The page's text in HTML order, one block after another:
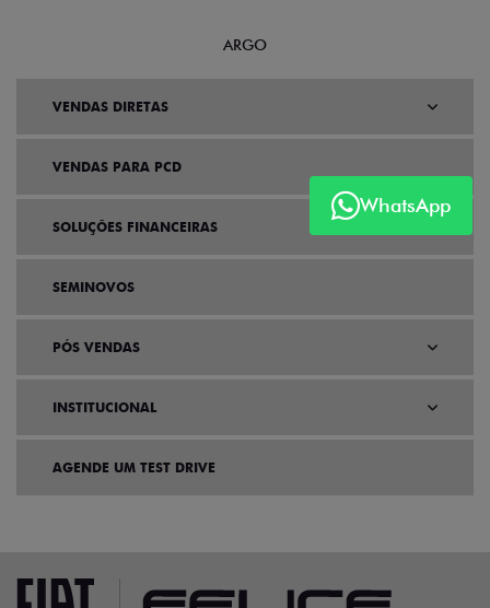
WhatsApp
ARGO
VENDAS DIRETAS
VENDAS PARA PCD
SOLUÇÕES FINANCEIRAS
SEMINOVOS
PÓS VENDAS
INSTITUCIONAL
AGENDE UM TEST DRIVE